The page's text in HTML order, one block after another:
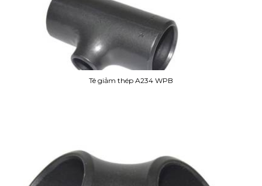
Tê giảm thép A234 WPB